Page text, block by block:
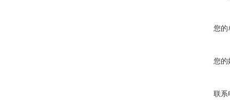
您的
您的
联系